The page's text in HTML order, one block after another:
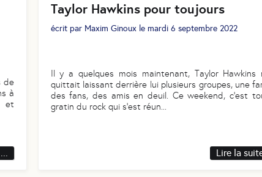
de
à
et
Taylor Hawkins pour toujours
écrit par Maxim Ginouxle mardi 6 septembre 2022
Il y a quelques mois maintenant, Taylor Hawkins
quittait laissant derrière lui plusieurs groupes, une
des fans, des amis en deuil. Ce weekend, c’est
gratin du rock qui s’est réun...
Lire la